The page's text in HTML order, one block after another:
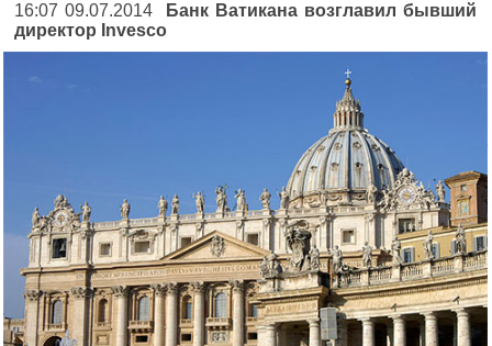
16:07 09.07.2014
Банк Ватикана возглавил бывший
директор Invesco